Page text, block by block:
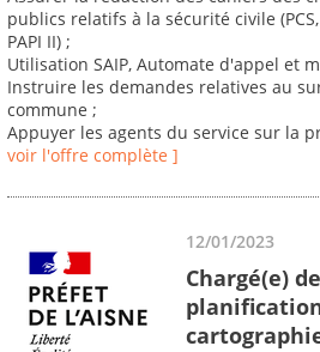
publics relatifs à la sécurité civile
PAPI II) ;
Utilisation SAIP, Automate d'appel et
Instruire les demandes relatives au
commune ;
Appuyer les agents du service sur la
voir l'offre complète ]
12/01/2023
Chargé(e)